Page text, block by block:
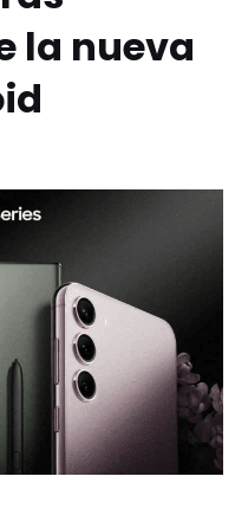
la nueva